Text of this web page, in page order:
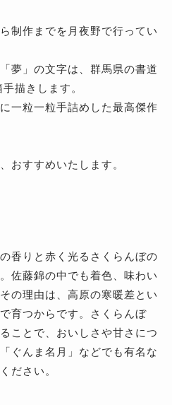
制作までを月夜野で行ってい
夢」の文字は、群馬県の書道
描きします。
一粒一粒手詰めした最高傑作
おすすめいたします。
香りと赤く光るさくらんぼの
佐藤錦の中でも着色、味わい
の理由は、高原の寒暖差とい
育つからです。さくらんぼ
ことで、おいしさや甘さにつ
ぐんま名月」などでも有名な
ださい。